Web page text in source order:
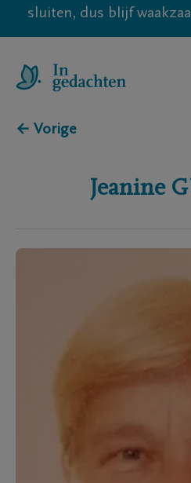
sluiten, dus blijf
← Vorige
Jeanine